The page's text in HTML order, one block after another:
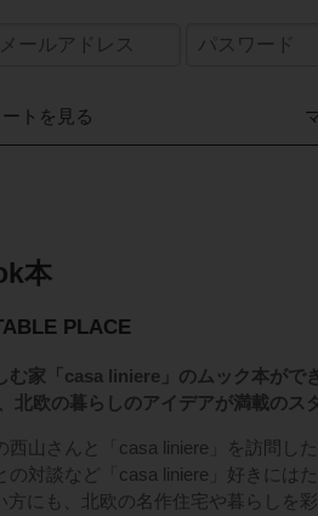
ートを見る
本
PLACE
家「casa liniere」のムック本がで
北欧の暮らしのアイデアが満載のス
西山さんと「casa liniere」を訪問し
の対談など「casa liniere」好きには
方にも、北欧の名作住宅や暮らしを